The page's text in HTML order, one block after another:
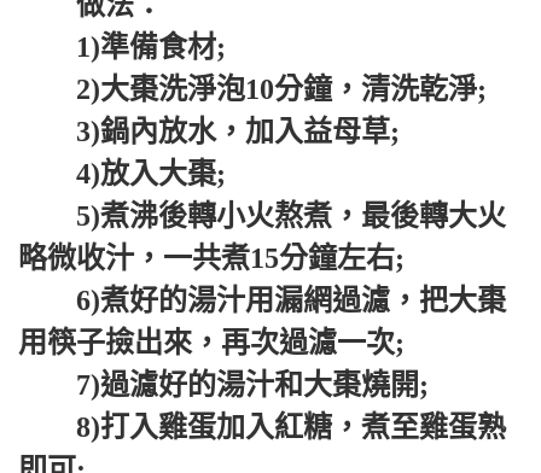
1)準備食材;
2)大棗洗淨泡10分鐘，清洗乾淨;
3)鍋內放水，加入益母草;
4)放入大棗;
5)煮沸後轉小火熬煮，最後轉大火
略微收汁，一共煮15分鐘左右;
6)煮好的湯汁用漏網過濾，把大棗
用筷子撿出來，再次過濾一次;
7)過濾好的湯汁和大棗燒開;
8)打入雞蛋加入紅糖，煮至雞蛋熟